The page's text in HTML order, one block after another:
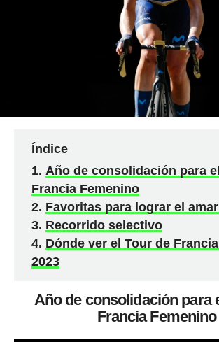
Índice
Año de consolidación para
Francia Femenino
Favoritas para lograr el
Recorrido selectivo
Dónde ver el Tour de
2023
Año de consolidación para
Francia Femenino